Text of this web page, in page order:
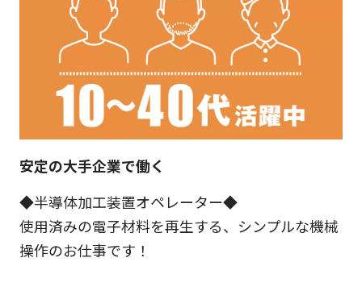
安定の大手企業で働く
◆半導体加工装置オペレーター◆
使用済みの電子材料を再生する、シンプルな機械
操作のお仕事です！